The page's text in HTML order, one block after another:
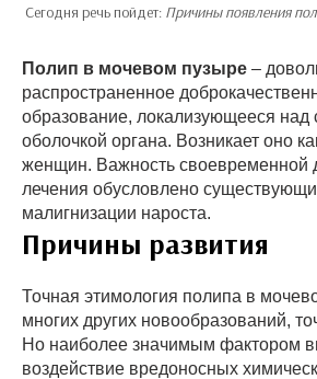
Сегодня речь пойдет: Причины появления
Полип в мочевом пузыре –
распространенное
образование, локализующееся над
оболочкой органа. Возникает оно
женщин. Важность своевременной
лечения обусловлено
малигнизации нароста.
Причины развития
Точная этимология полипа в
многих других новообразований,
Но наиболее значимым фактором
воздействие вредоносных